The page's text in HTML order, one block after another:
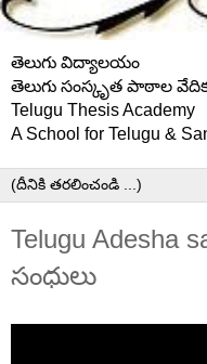
తెలుగు విద్యాలయం
తెలుగు సంస్కృత పాఠాల
Telugu Thesis Academy
A School for Telugu &
Telugu Adesha
సంధులు